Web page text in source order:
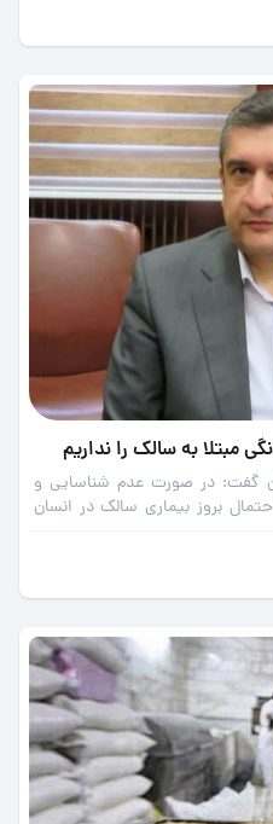
مبتلا به سالک را نداریم
گفت: در صورت عدم شناسایی و
بروز بیماری سالک در انسان